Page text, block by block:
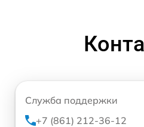
Служба поддержки
+7 (861) 212-36-12